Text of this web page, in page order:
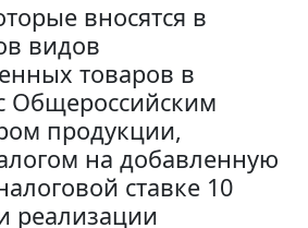
вносятся в
видов
товаров в
Общероссийским
продукции,
на добавленную
ставке 10
реализации